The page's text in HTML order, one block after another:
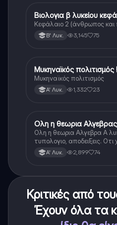
Βιολογία
Βιολογια β λυκείου
Κεφάλαιο 2 (άνθρωπος και
Β' Λυκ. 3,145 75
Ιστορία
Μυκηναϊκός πολιτισμός !
Μυκηναϊκός πολιτισμός
Α' Λυκ. 1,332 23
Μαθηματικά
Ολη η θεωρια Αλγεβρας
Ολη η θεωρια Αλγεβρα Α
τυπολογιο, αποδειξεις. Οτι
για το θεωρητικο κομματι
Α' Λυκ. 2,899 74
Κριτικές από
Έχουν όλα τα